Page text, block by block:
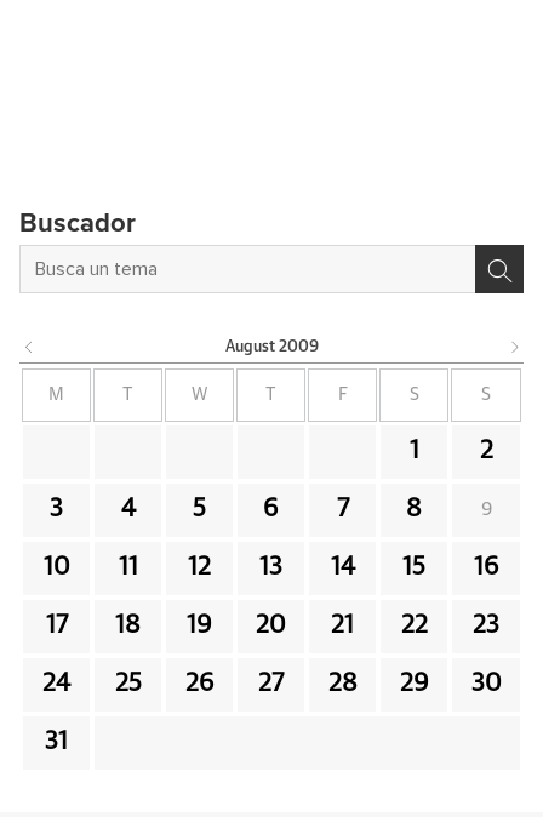
Buscador
August 2009
M W F S S
1 2
3 4 5 6 7 8 9
10 11 12 13 14 15 16
17 18 19 20 21 22 23
24 25 26 27 28 29 30
31